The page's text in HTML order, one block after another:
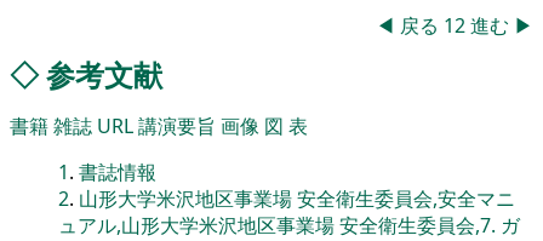
◀ 戻る 12進む ▶
◇参考文献
書籍雑誌 URL講演要旨 画像 図 表
1. 書誌情報
2. 山形大学米沢地区事業場 安全衛生委員会,安全マニ
ュアル,山形大学米沢地区事業場 安全衛生委員会,7. ガ